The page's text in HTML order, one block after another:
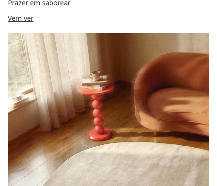
Prazer em saborear
Vem ver